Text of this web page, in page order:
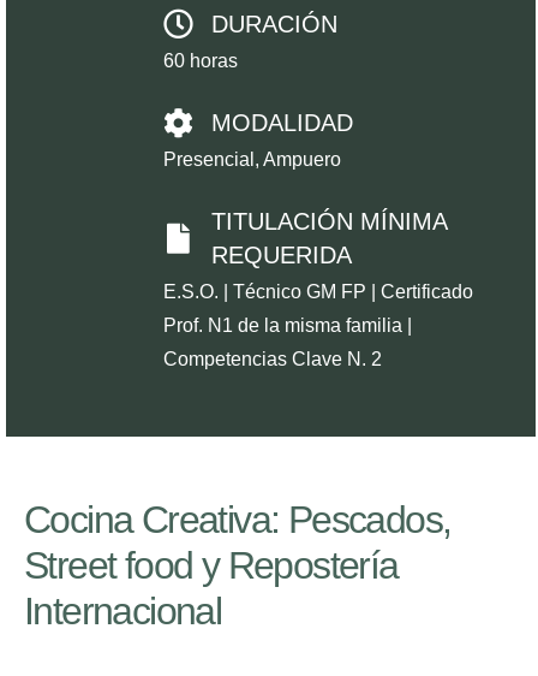
DURACIÓN
60 horas
MODALIDAD
Presencial, Ampuero
TITULACIÓN MÍNIMA
REQUERIDA
E.S.O. | Técnico GM FP | Certificado
Prof. N1 de la misma familia |
Competencias Clave N. 2
Cocina Creativa: Pescados,
Street food y Repostería
Internacional